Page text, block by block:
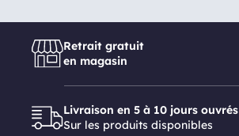
Retrait gratuit
en magasin
Livraison en 5 à 10 jours ouvrés
Sur les produits disponibles